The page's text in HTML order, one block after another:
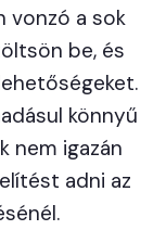
vonzó a sok
be, és
könnyű
nem igazán
adni az